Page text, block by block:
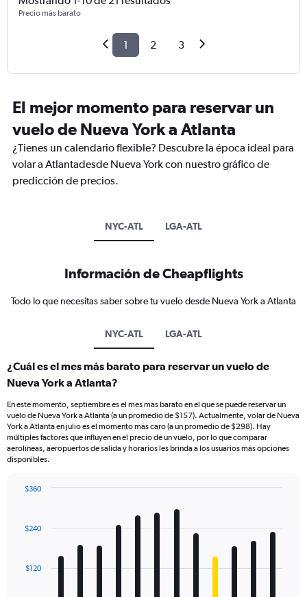
Precio más barato
1 2 3
El mejor momento para reservar un
vuelo de Nueva York a Atlanta
¿Tienes un calendario flexible? Descubre la época ideal para
volar a Atlantadesde Nueva York con nuestro gráfico de
predicción de precios.
NYC-ATL LGA-ATL
Información de Cheapflights
Todo lo que necesitas saber sobre tu vuelo desde Nueva York a Atlanta
NYC-ATL LGA-ATL
¿Cuál es el mes más barato para reservar un vuelo de
Nueva York a Atlanta?
En este momento, septiembre es el mes más barato en el que se puede reservar un
vuelo de Nueva York a Atlanta (a un promedio de $157). Actualmente, volar de Nueva
York a Atlanta en julio es el momento más caro (a un promedio de $298). Hay
múltiples factores que influyen en el precio de un vuelo, por lo que comparar
aerolíneas, aeropuertos de salida y horarios les brinda a los usuarios más opciones
disponibles.
with
12
The
$120
$240
$360